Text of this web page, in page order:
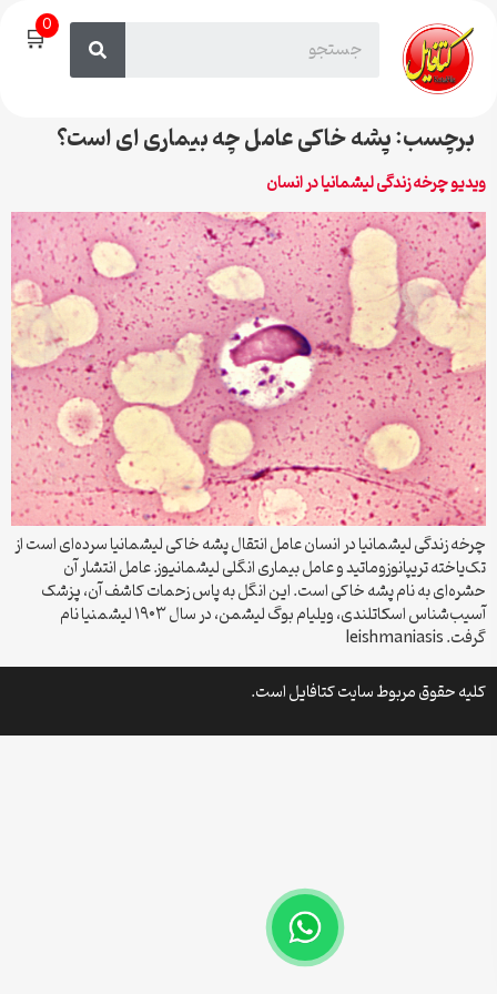
🛒0
برچسب:پشه خاکی عامل چه بیماری ای است؟
ویدیو چرخه زندگی لیشمانیا در انسان
چرخه زندگی لیشمانیا در انسان عامل انتقال پشه خاکی لیشمانیا سرده‌ای است از
تک‌یاخته تریپانوزوماتید و عامل بیماری انگلی لیشمانیوز. عامل انتشار آن
حشره‌ای به نام پشه خاکی است. این انگل به پاس زحمات کاشف آن، پزشک
آسیب‌شناس اسکاتلندی، ویلیام بوگ لیشمن، در سال ۱۹۰۳ لیشمنیا نام
گرفت. leishmaniasis
کلیه حقوق مربوط سایت کتافایل است.